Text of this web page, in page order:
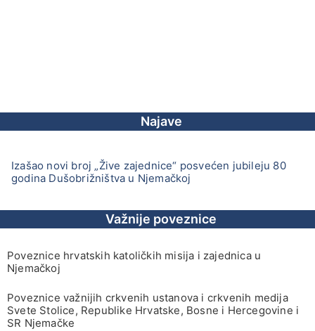
Najave
Izašao novi broj „Žive zajednice“ posvećen jubileju 80
godina Dušobrižništva u Njemačkoj
Važnije poveznice
Poveznice hrvatskih katoličkih misija i zajednica u
Njemačkoj
Poveznice važnijih crkvenih ustanova i crkvenih medija
Svete Stolice, Republike Hrvatske, Bosne i Hercegovine i
SR Njemačke